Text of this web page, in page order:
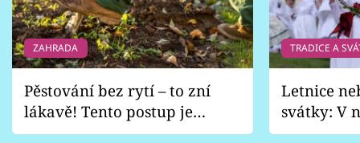
ZAHRADA
Pěstování bez rytí – to zní
lákavě! Tento postup je
vhodný jen pro některé
TRADICE A
Letnice
svátky: V
pondělí